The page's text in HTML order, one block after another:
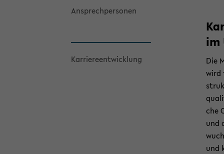
An­sprech­per­so­nen
Kar­rie­re­ent­wick­lung
im
Die
wird
che
und
und